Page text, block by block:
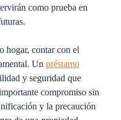
como prueba en
hogar, contar con el
Un préstamo
y seguridad que
compromiso sin
y la precaución